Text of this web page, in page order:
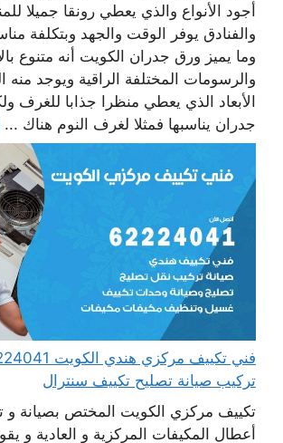
أجود الأنواع والذي يعطي رونقا جميلا
والفنادق يوفر الوقت والجهد وبتكلفة
وما يميز ورق جدران الكويت أنه متنوع
والرسومات المختلفة الراقية ويوجد منه
الأبعاد الذي يعطي منظرا جذابا للغرف
جدران يناسبها فمثلا لغرف النوم هناك ...
تركيب صيانة تصليح تكييف سنترال
تكييف مركزي الكويت المختص بصيانة و
أعطال المكيفات المركزية و العادية و